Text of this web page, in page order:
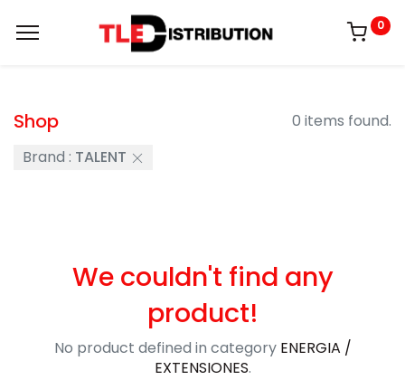
0
Shop
0 items found.
Brand : TALENT
We couldn't find any
product!
No product defined in category ENERGIA /
EXTENSIONES.